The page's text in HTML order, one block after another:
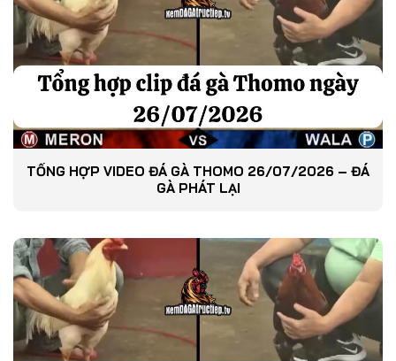
TỔNG HỢP VIDEO ĐÁ GÀ THOMO 26/07/2026 – ĐÁ
GÀ PHÁT LẠI